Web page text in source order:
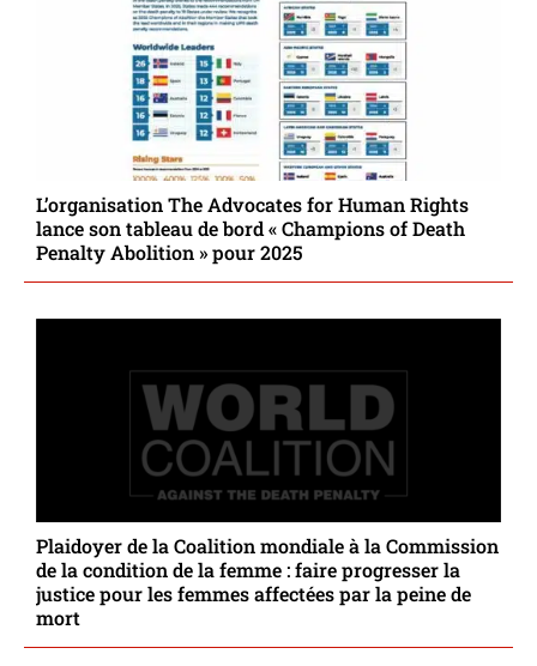
L’organisation The Advocates for Human Rights
lance son tableau de bord « Champions of Death
Penalty Abolition » pour 2025
Plaidoyer de la Coalition mondiale à la Commission
de la condition de la femme : faire progresser la
justice pour les femmes affectées par la peine de
mort